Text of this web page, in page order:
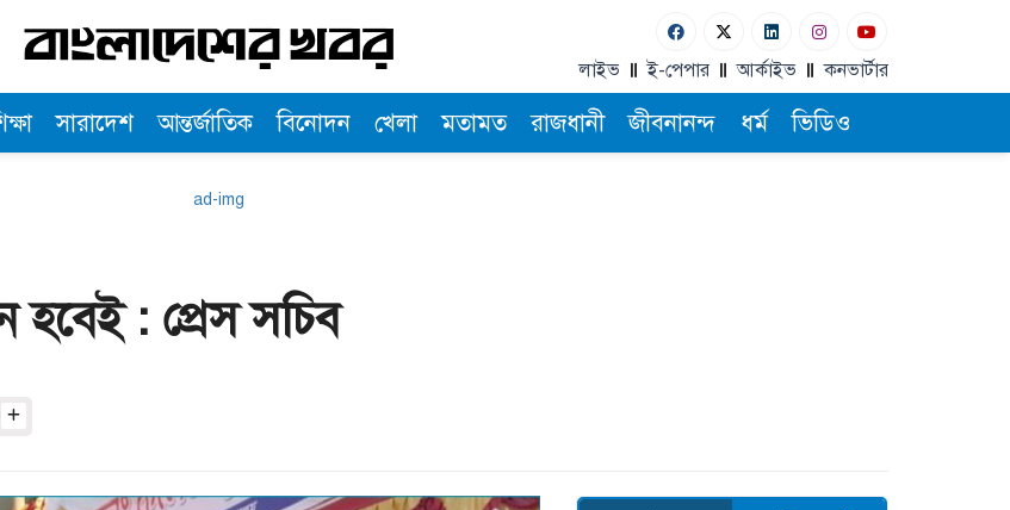
লাইভ ই-পেপার আর্কাইভ কনভার্টার
সারাদেশ আন্তর্জাতিক বিনোদন খেলা মতামত রাজধানী জীবনানন্দ ধর্ম ভিডিও
হবেই : প্রেস সচিব